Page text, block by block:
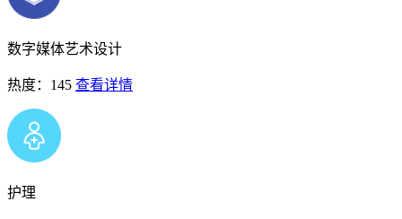
数字媒体艺术设计
热度：145 查看详情
护理